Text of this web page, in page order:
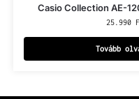
Casio Collection AE-
25.990
Tovább